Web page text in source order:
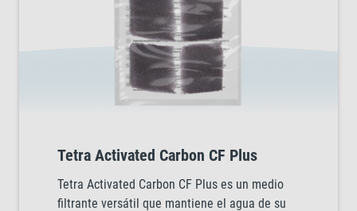
Tetra Activated Carbon CF Plus
Tetra Activated Carbon CF Plus es un medio
filtrante versátil que mantiene el agua de su